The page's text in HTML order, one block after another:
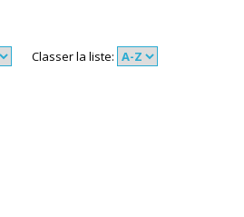
Classer la liste: